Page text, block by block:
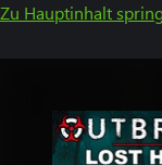
Zu Hauptinhalt